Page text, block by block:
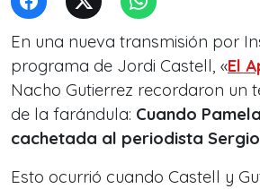
En una nueva transmisión por
programa de Jordi Castell, «El
Nacho Gutierrez recordaron un
de la farándula: Cuando
cachetada al periodista
Esto ocurrió cuando Castell y